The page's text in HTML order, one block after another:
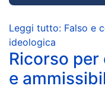
Leggi tutto: Falso e
ideologica
Ricorso
e